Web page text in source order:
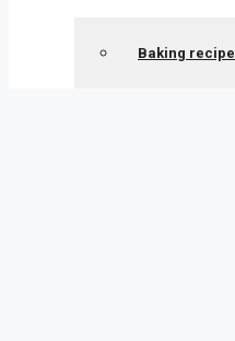
Baking recipe